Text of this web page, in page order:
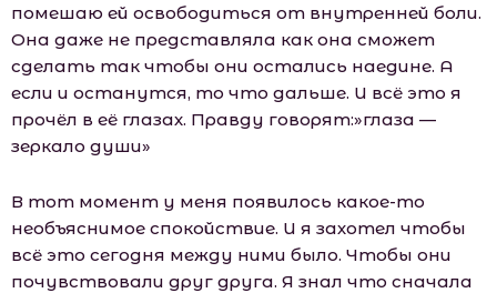
помешаю ей освободиться от внутренней боли.
Она даже не представляла как она сможет
сделать так чтобы они остались наедине. А
если и останутся, то что дальше. И всё это я
прочёл в её глазах. Правду говорят:»глаза —
зеркало души»
В тот момент у меня появилось какое-то
необъяснимое спокойствие. И я захотел чтобы
всё это сегодня между ними было. Чтобы они
почувствовали друг друга. Я знал что сначала